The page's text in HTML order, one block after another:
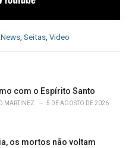
, Seitas, Video
com o Espírito Santo
MARTINEZ 5 DE AGOSTO DE 2026
os mortos não voltam